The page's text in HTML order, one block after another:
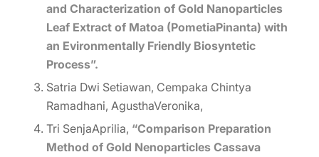
and Characterization of Gold Nanoparticles
Leaf Extract of Matoa (PometiaPinanta) with
an Evironmentally Friendly Biosyntetic
Process”.
Satria Dwi Setiawan, Cempaka Chintya
Ramadhani, AgusthaVeronika,
Tri SenjaAprilia, “Comparison Preparation
Method of Gold Nenoparticles Cassava